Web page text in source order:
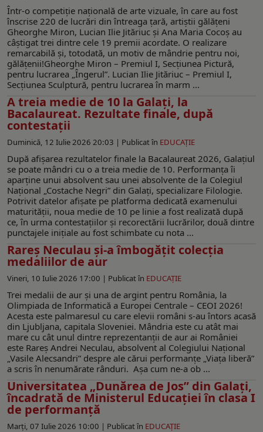
Într-o competiție națională de arte vizuale, în care au fost
înscrise 220 de lucrări din întreaga țară, artiștii gălățeni
Gheorghe Miron, Lucian Ilie Jităriuc şi Ana Maria Cocoș au
câştigat trei dintre cele 19 premii acordate. O realizare
remarcabilă și, totodată, un motiv de mândrie pentru noi,
gălăţenii!Gheorghe Miron – Premiul I, Secțiunea Pictură,
pentru lucrarea „Îngerul”. Lucian Ilie Jităriuc – Premiul I,
Secțiunea Sculptură, pentru lucrarea în marm ...
A treia medie de 10 la Galaţi, la
Bacalaureat. Rezultate finale, după
contestaţii
Duminică, 12 Iulie 2026 20:03 | Publicat în EDUCAŢIE
După afişarea rezultatelor finale la Bacalaureat 2026, Galaţiul
se poate mândri cu o a treia medie de 10. Performanţa îi
aparţine unui absolvent sau unei absolvente de la Colegiul
Naţional „Costache Negri” din Galaţi, specializare Filologie.
Potrivit datelor afişate pe platforma dedicată examenului
maturităţii, noua medie de 10 pe linie a fost realizată după
ce, în urma contestaţiilor şi recorectării lucrărilor, două dintre
punctajele iniţiale au fost schimbate cu nota ...
Rareș Neculau şi-a îmbogățit colecția
medaliilor de aur
Vineri, 10 Iulie 2026 17:00 | Publicat în EDUCAŢIE
Trei medalii de aur și una de argint pentru România, la
Olimpiada de Informatică a Europei Centrale – CEOI 2026!
Acesta este palmaresul cu care elevii români s-au întors acasă
din Ljubljana, capitala Sloveniei. Mândria este cu atât mai
mare cu cât unul dintre reprezentanții de aur ai României
este Rareș Andrei Neculau, absolvent al Colegiului Național
„Vasile Alecsandri” despre ale cărui performanțe „Viața liberă”
a scris în nenumărate rânduri. Așa cum ne-a ob ...
Universitatea „Dunărea de Jos” din Galați,
încadrată de Ministerul Educației în clasa I
de performanță
Marți, 07 Iulie 2026 10:00 | Publicat în EDUCAŢIE